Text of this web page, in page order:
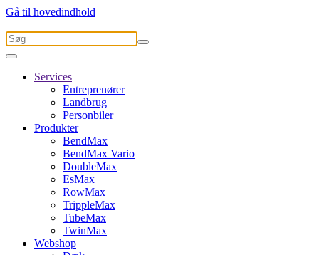
Gå til hovedindhold
Services
Entreprenører
Landbrug
Personbiler
Produkter
BendMax
BendMax Vario
DoubleMax
EsMax
RowMax
TrippleMax
TubeMax
TwinMax
Webshop